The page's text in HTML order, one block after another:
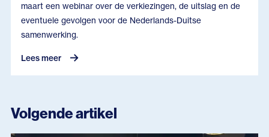
maart een webinar over de verkiezingen, de uitslag en de
eventuele gevolgen voor de Nederlands-Duitse
samenwerking.
Lees meer
Volgende artikel